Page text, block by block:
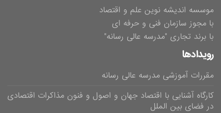
موسسه اندیشه نوین علم و اقتصاد
با مجوز سازمان فنی و حرفه ای
با برند تجاری "مدرسه عالی رسانه"
رویدادها
مقررات آموزشی مدرسه عالی رسانه
کارگاه آشنایی با اقتصاد جهان و اصول و فنون مذاکرات اقتصادی
در فضای بین الملل